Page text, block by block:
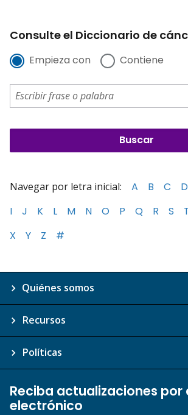
Consulte el Diccionario de
Empieza con Contiene
Navegar por letra inicial: A B C D
I
J K L M N O P Q R S
X
Y Z #
Quiénes somos
Recursos
Políticas
Reciba actualizaciones por
electrónico